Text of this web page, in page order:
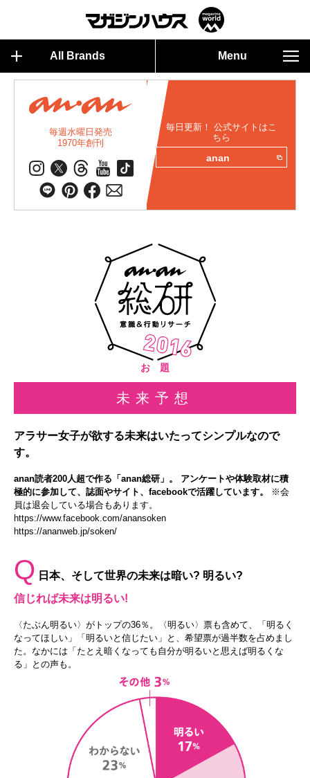
All Brands Menu
毎週水曜日発売
1970年創刊
毎日更新！ 公式サイトはこ
ちら
anan
お 題
未来予想
アラサー女子が欲する未来はいたってシンプルなので
す。
anan読者200人超で作る「anan総研」。 アンケートや体験取材に積
極的に参加して、誌面やサイト、facebookで活躍しています。
※会
員は退会している場合もあります。
https://www.facebook.com/anansoken
https://ananweb.jp/soken/
Q 日本、そして世界の未来は暗い? 明るい?
信じれば未来は明るい!
〈たぶん明るい〉がトップの36％。〈明るい〉票も含めて、「明るく
なってほしい」「明るいと信じたい」と、希望票が過半数を占めまし
た。なかには「たとえ暗くなっても自分が明るいと思えば明るくな
る」との声も。